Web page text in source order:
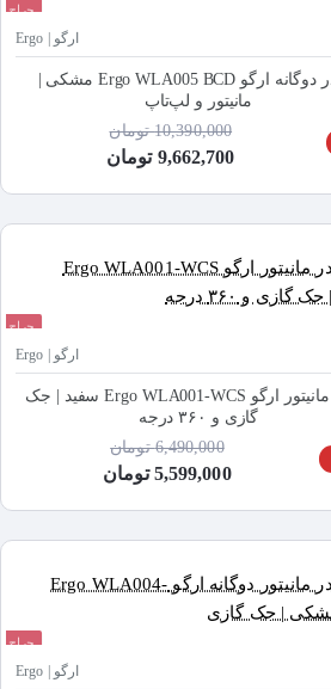
حراج
ارگو | Ergo
هولدر دوگانه ارگو Ergo WLA005 BCD مشکی |
مانیتور و لپ‌تاپ
9,662,700 تومان
10,390,000 تومان
حراج
ارگو | Ergo
هولدر مانیتور ارگو Ergo WLA001-WCS سفید | جک
گازی و ۳۶۰ درجه
5,599,000 تومان
6,490,000 تومان
حراج
ارگو | Ergo